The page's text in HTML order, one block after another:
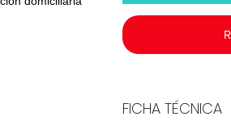
FICHA TÉCNICA